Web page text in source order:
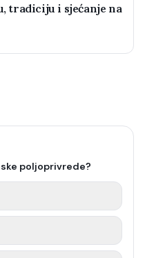
tradiciju i sjećanje na
poljoprivrede?